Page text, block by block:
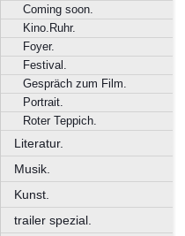
Coming soon.
Kino.Ruhr.
Foyer.
Festival.
Gespräch zum Film.
Portrait.
Roter Teppich.
Literatur.
Musik.
Kunst.
trailer spezial.